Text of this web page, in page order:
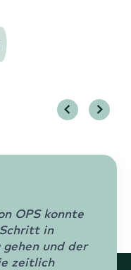
OPS konnte
in
und der
zeitlich